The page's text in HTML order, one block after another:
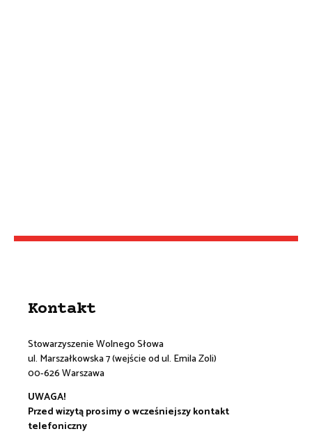
Kontakt
Stowarzyszenie Wolnego Słowa
ul. Marszałkowska 7 (wejście od ul. Emila Zoli)
00-626 Warszawa
UWAGA!
Przed wizytą prosimy o wcześniejszy kontakt
telefoniczny